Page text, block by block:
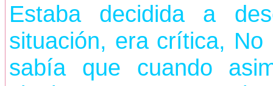
Estaba decidida a
situación, era crítica,
sabía que cuando